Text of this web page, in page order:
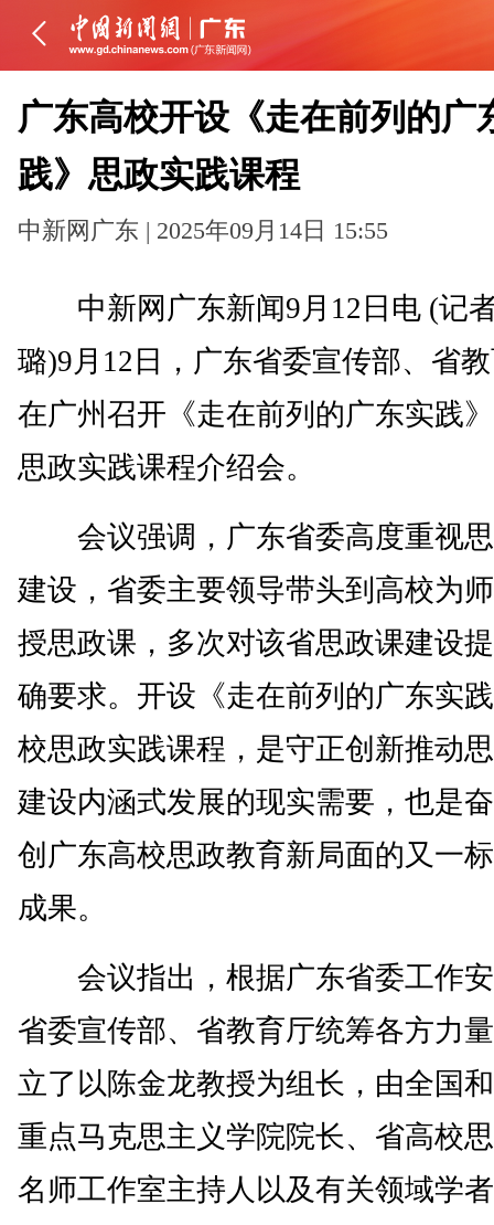
广东高校开设《走在前列的广
践》思政实践课程
中新网广东 | 2025年09月14日 15:55
中新网广东新闻9月12日电 (记
璐)9月12日，广东省委宣传部、省
在广州召开《走在前列的广东实践
思政实践课程介绍会。
会议强调，广东省委高度重视
建设，省委主要领导带头到高校为
授思政课，多次对该省思政课建设
确要求。开设《走在前列的广东实
校思政实践课程，是守正创新推动
建设内涵式发展的现实需要，也是
创广东高校思政教育新局面的又一
成果。
会议指出，根据广东省委工作
省委宣传部、省教育厅统筹各方力
立了以陈金龙教授为组长，由全国
重点马克思主义学院院长、省高校
名师工作室主持人以及有关领域学